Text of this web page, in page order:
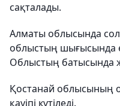
сақталады.
Алматы облысында
облыстың шығысында
Облыстың батысында
Қостанай облысының
қауіпі күтіледі.